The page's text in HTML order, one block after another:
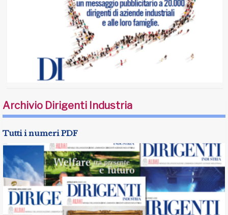
Archivio Dirigenti Industria
Tutti i numeri PDF